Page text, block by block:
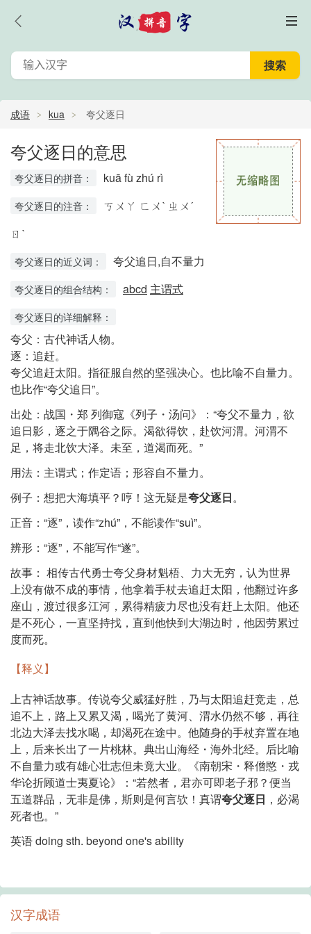
成语 kua 夸父逐日
夸父逐日的意思
夸父逐日的拼音： kuā fù zhú rì
夸父逐日的注音：
ㄎㄨㄚ ㄈㄨˋ ㄓㄨˊ
ㄖˋ
夸父逐日的近义词： 夸父追日,自不量力
夸父逐日的组合结构： abcd 主谓式
夸父逐日的详细解释：
夸父：古代神话人物。
逐：追赶。
夸父追赶太阳。指征服自然的坚强决心。也比喻不自量力。
也比作“夸父追日”。
出处 ： 战国・郑 列御寇《列子・汤问》：“夸父不量力，欲
追日影，逐之于隅谷之际。渴欲得饮，赴饮河渭。河渭不
足，将走北饮大泽。未至，道渴而死。”
用法 ： 主谓式；作定语；形容自不量力。
例子 ： 想把大海填平？哼！这无疑是夸父逐日。
正音 ： “逐”，读作“zhú”，不能读作“suì”。
辨形 ： “逐”，不能写作“遂”。
故事 ： 相传古代勇士夸父身材魁梧、力大无穷，认为世界
上没有做不成的事情，他拿着手杖去追赶太阳，他翻过许多
座山，渡过很多江河，累得精疲力尽也没有赶上太阳。他还
是不死心，一直坚持找，直到他快到大湖边时，他因劳累过
度而死。
【释义】
上古神话故事。传说夸父威猛好胜，乃与太阳追赶竞走，总
追不上，路上又累又渴，喝光了黄河、渭水仍然不够，再往
北边大泽去找水喝，却渴死在途中。他随身的手杖弃置在地
上，后来长出了一片桃林。典出山海经・海外北经。后比喻
不自量力或有雄心壮志但未竟大业。
《南朝宋・释僧愍・戎
华论折顾道士夷夏论》：“若然者，君亦可即老子邪？便当
五道群品，无非是佛，斯则是何言欤！真谓夸父逐日 ，必渴
死者也。”
英语doing sth. beyond one's ability
汉字成语